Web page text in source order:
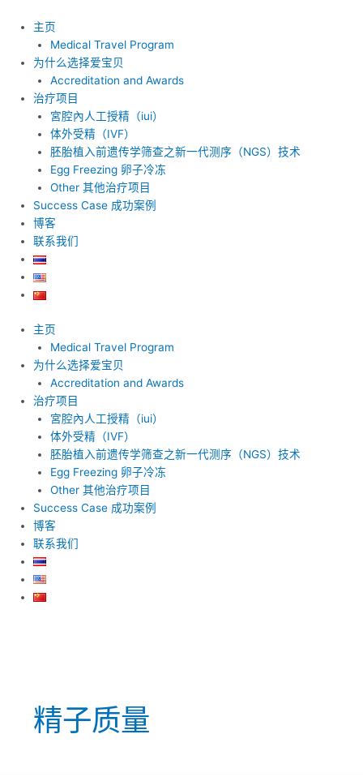
主页
Medical Travel Program
为什么选择爱宝贝
Accreditation and Awards
治疗项目
宮腔內人工授精（iui）
体外受精（IVF）
胚胎植入前遗传学筛查之新一代测序（NGS）技术
Egg Freezing 卵子冷冻
Other 其他治疗项目
Success Case 成功案例
博客
联系我们
主页
Medical Travel Program
为什么选择爱宝贝
Accreditation and Awards
治疗项目
宮腔內人工授精（iui）
体外受精（IVF）
胚胎植入前遗传学筛查之新一代测序（NGS）技术
Egg Freezing 卵子冷冻
Other 其他治疗项目
Success Case 成功案例
博客
联系我们
精子质量